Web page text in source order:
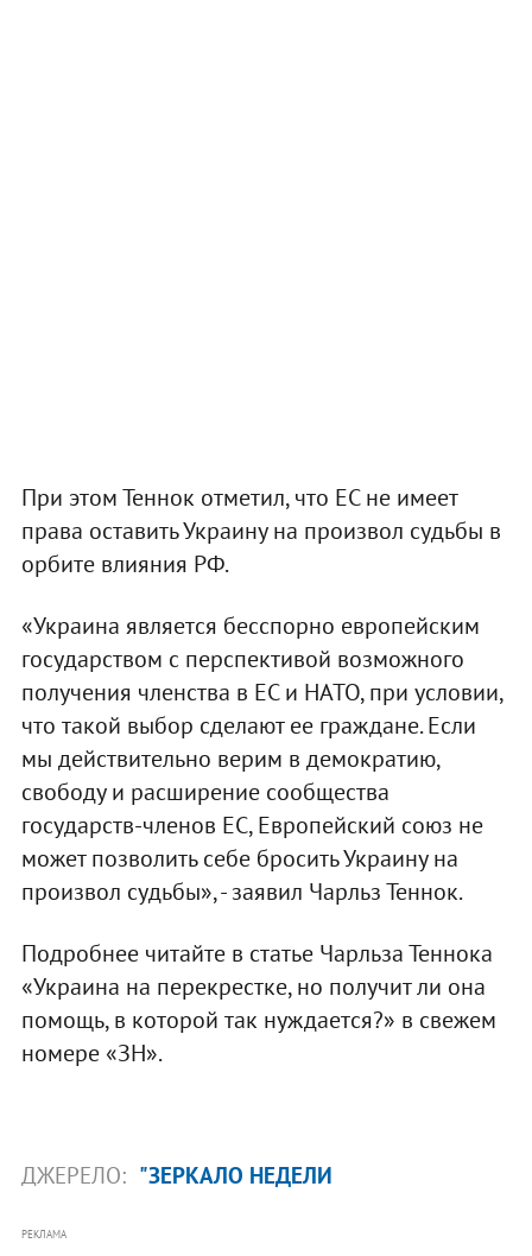
При этом Теннок отметил, что ЕС не имеет
права оставить Украину на произвол судьбы в
орбите влияния РФ.
«Украина является бесспорно европейским
государством с перспективой возможного
получения членства в ЕС и НАТО, при условии,
что такой выбор сделают ее граждане. Если
мы действительно верим в демократию,
свободу и расширение сообщества
государств-членов ЕС, Европейский союз не
может позволить себе бросить Украину на
произвол судьбы», - заявил Чарльз Теннок.
Подробнее читайте в статье Чарльза Теннока
«Украина на перекрестке, но получит ли она
помощь, в которой так нуждается?» в свежем
номере «ЗН».
ДЖЕРЕЛО: "ЗЕРКАЛО НЕДЕЛИ
РЕКЛАМА